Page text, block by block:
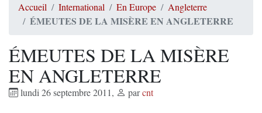
Accueil International En Europe Angleterre
ÉMEUTES DE LA MISÈRE EN ANGLETERRE
ÉMEUTES DE LA MISÈRE
EN ANGLETERRE
lundi 26 septembre 2011, parcnt